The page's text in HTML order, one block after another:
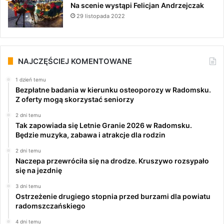
Na scenie wystąpi Felicjan Andrzejczak
29 listopada 2022
NAJCZĘŚCIEJ KOMENTOWANE
1 dzień temu
Bezpłatne badania w kierunku osteoporozy w Radomsku.
Z oferty mogą skorzystać seniorzy
2 dni temu
Tak zapowiada się Letnie Granie 2026 w Radomsku.
Będzie muzyka, zabawa i atrakcje dla rodzin
2 dni temu
Naczepa przewróciła się na drodze. Kruszywo rozsypało
się na jezdnię
3 dni temu
Ostrzeżenie drugiego stopnia przed burzami dla powiatu
radomszczańskiego
4 dni temu